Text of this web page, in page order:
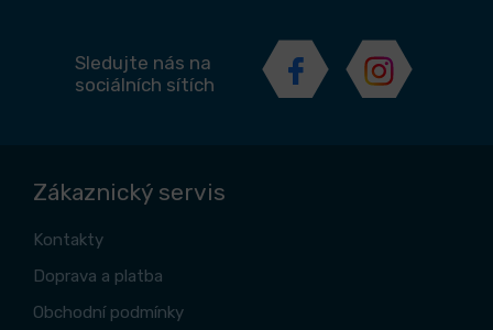
Sledujte nás na
sociálních sítích
Zákaznický servis
Kontakty
Doprava a platba
Obchodní podmínky